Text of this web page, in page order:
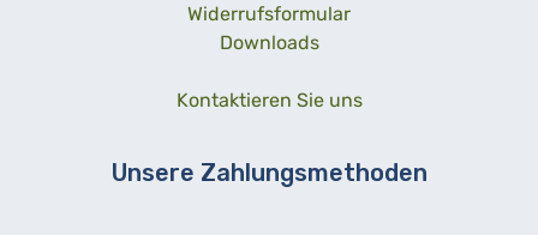
Widerrufsformular
Downloads
Kontaktieren Sie uns
Unsere Zahlungsmethoden